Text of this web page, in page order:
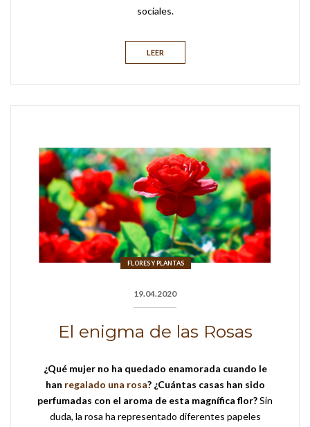
sociales.
LEER
FLORES Y PLANTAS
19.04.2020
El enigma de las Rosas
¿Qué mujer no ha quedado enamorada cuando le
han regalado una rosa? ¿Cuántas casas han sido
perfumadas con el aroma de esta magnífica flor?Sin
duda, la rosa ha representado diferentes papeles